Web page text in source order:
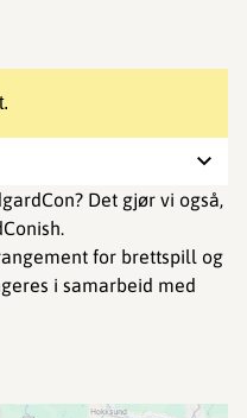
Det gjør vi også,
for brettspill og
i samarbeid med